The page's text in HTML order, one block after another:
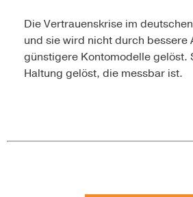
Die Vertrauenskrise im
und sie wird nicht durch bessere
günstigere Kontomodelle gelöst.
Haltung gelöst, die messbar ist.